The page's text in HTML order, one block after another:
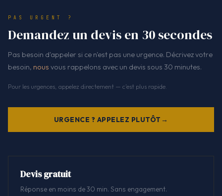
PAS URGENT ?
Demandez un devis en 30 secondes
Pas besoin d'appeler si ce n'est pas une urgence. Décrivez votre
besoin, nous vous rappelons avec un devis sous 30 minutes.
Pour les urgences, appelez directement — c'est plus rapide.
URGENCE ? APPELEZ PLUTÔT
Devis gratuit
Réponse en moins de 30 min. Sans engagement.